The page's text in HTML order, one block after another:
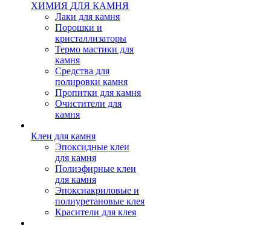
ХИМИЯ ДЛЯ КАМНЯ
Лаки для камня
Порошки и
кристаллизаторы
Термо мастики для
камня
Средства для
полировки камня
Пропитки для камня
Очистители для
камня
Клеи для камня
Эпоксидные клеи
для камня
Полиэфирные клеи
для камня
Эпоксиакриловые и
полиуретановые клея
Красители для клея